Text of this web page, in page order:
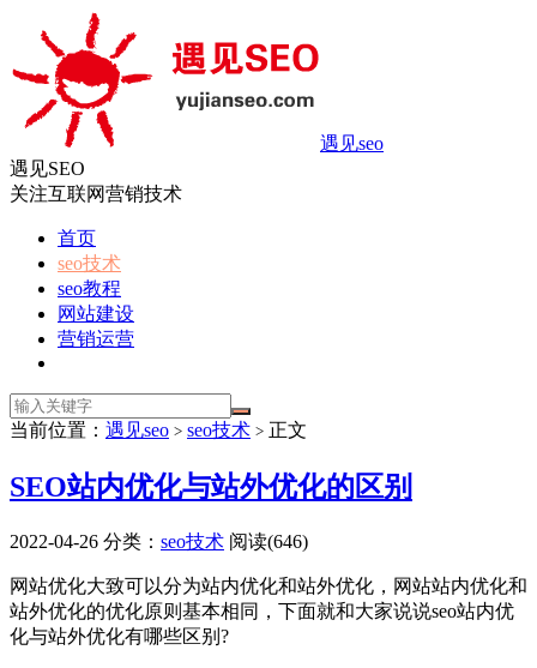
遇见seo
遇见SEO
关注互联网营销技术
首页
seo技术
seo教程
网站建设
营销运营
当前位置： 遇见seo > seo技术 > 正文
SEO站内优化与站外优化的区别
2022-04-26 分类： seo技术 阅读(646)
网站优化大致可以分为站内优化和站外优化，网站站内优化和
站外优化的优化原则基本相同，下面就和大家说说seo站内优
化与站外优化有哪些区别?